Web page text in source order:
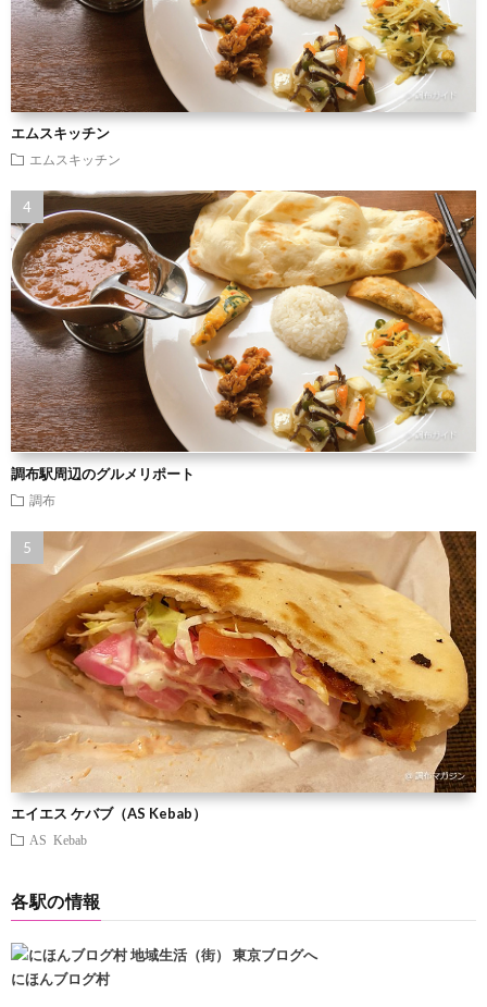
エムスキッチン
エムスキッチン
調布駅周辺のグルメリポート
調布
エイエス ケバブ（AS Kebab）
AS Kebab
各駅の情報
にほんブログ村